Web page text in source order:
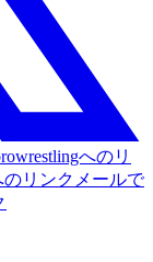
へのリ
リンク メールで